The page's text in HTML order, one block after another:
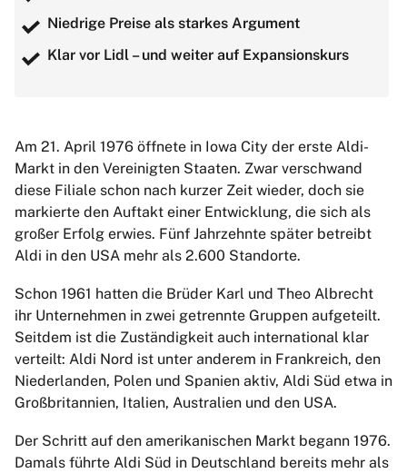
Niedrige Preise als starkes Argument
Klar vor Lidl – und weiter auf Expansionskurs
Am 21. April 1976 öffnete in Iowa City der erste Aldi-
Markt in den Vereinigten Staaten. Zwar verschwand
diese Filiale schon nach kurzer Zeit wieder, doch sie
markierte den Auftakt einer Entwicklung, die sich als
großer Erfolg erwies. Fünf Jahrzehnte später betreibt
Aldi in den USA mehr als 2.600 Standorte.
Schon 1961 hatten die Brüder Karl und Theo Albrecht
ihr Unternehmen in zwei getrennte Gruppen aufgeteilt.
Seitdem ist die Zuständigkeit auch international klar
verteilt: Aldi Nord ist unter anderem in Frankreich, den
Niederlanden, Polen und Spanien aktiv, Aldi Süd etwa in
Großbritannien, Italien, Australien und den USA.
Der Schritt auf den amerikanischen Markt begann 1976.
Damals führte Aldi Süd in Deutschland bereits mehr als